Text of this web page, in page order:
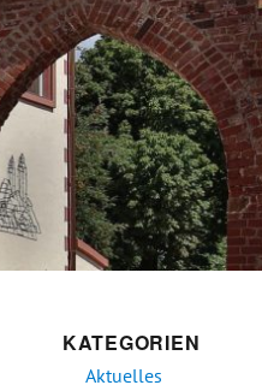
KATEGORIEN
Aktuelles